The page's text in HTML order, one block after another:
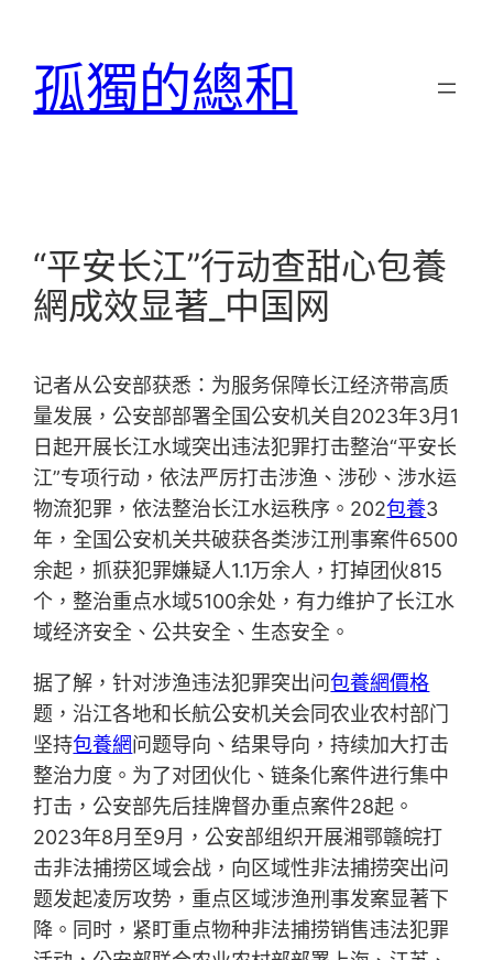
孤獨的總和
“平安长江”行动查甜心包養
網成效显著_中国网
记者从公安部获悉：为服务保障长江经济带高质
量发展，公安部部署全国公安机关自2023年3月1
日起开展长江水域突出违法犯罪打击整治“平安长
江”专项行动，依法严厉打击涉渔、涉砂、涉水运
物流犯罪，依法整治长江水运秩序。202包養3
年，全国公安机关共破获各类涉江刑事案件6500
余起，抓获犯罪嫌疑人1.1万余人，打掉团伙815
个，整治重点水域5100余处，有力维护了长江水
域经济安全、公共安全、生态安全。
据了解，针对涉渔违法犯罪突出问包養網價格
题，沿江各地和长航公安机关会同农业农村部门
坚持包養網问题导向、结果导向，持续加大打击
整治力度。为了对团伙化、链条化案件进行集中
打击，公安部先后挂牌督办重点案件28起。
2023年8月至9月，公安部组织开展湘鄂赣皖打
击非法捕捞区域会战，向区域性非法捕捞突出问
题发起凌厉攻势，重点区域涉渔刑事发案显著下
降。同时，紧盯重点物种非法捕捞销售违法犯罪